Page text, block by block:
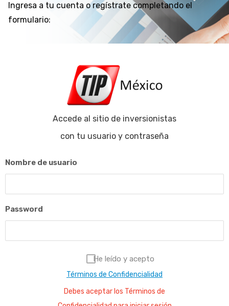
Ingresa a tu cuenta o regístrate completando el
formulario:
Accede al sitio de inversionistas
con tu usuario y contraseña
Nombre de usuario
Password
He leído y acepto
Términos de Confidencialidad
Debes aceptar los Términos de